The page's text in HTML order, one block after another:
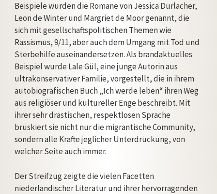
Beispiele wurden die Romane von Jessica Durlacher,
Leon de Winter und Margriet de Moor genannt, die
sich mit gesellschaftspolitischen Themen wie
Rassismus, 9/11, aber auch dem Umgang mit Tod und
Sterbehilfe auseinandersetzen. Als brandaktuelles
Beispiel wurde Lale Gül, eine junge Autorin aus
ultrakonservativer Familie, vorgestellt, die in ihrem
autobiografischen Buch „Ich werde leben“ ihren Weg
aus religiöser und kultureller Enge beschreibt. Mit
ihrer sehr drastischen, respektlosen Sprache
brüskiert sie nicht nur die migrantische Community,
sondern alle Kräfte jeglicher Unterdrückung, von
welcher Seite auch immer.
Der Streifzug zeigte die vielen Facetten
niederländischer Literatur und ihrer hervorragenden